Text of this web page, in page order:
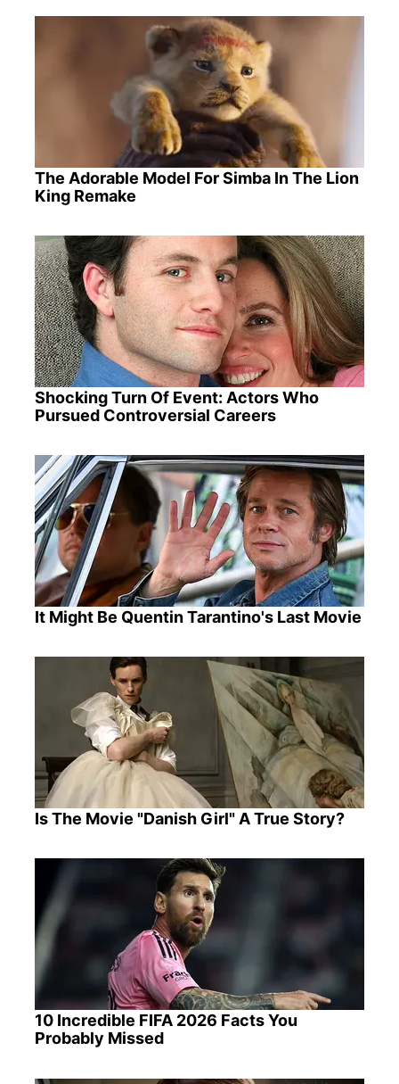
The Adorable Model For Simba In The Lion
King Remake
Shocking Turn Of Event: Actors Who
Pursued Controversial Careers
It Might Be Quentin Tarantino's Last Movie
Is The Movie "Danish Girl" A True Story?
10 Incredible FIFA 2026 Facts You
Probably Missed